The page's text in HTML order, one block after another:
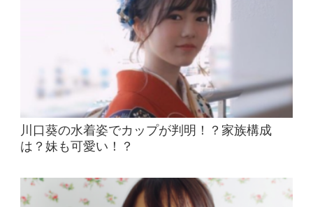
川口葵の水着姿でカップが判明！？家族構成
は？妹も可愛い！？